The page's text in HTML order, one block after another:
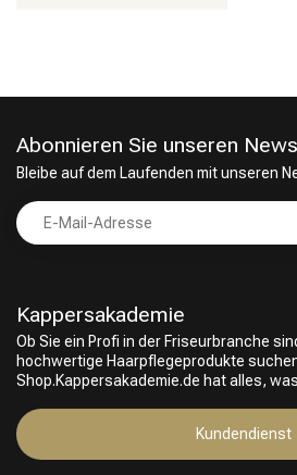
Umformung
Kappersakademie
Ob Sie ein Profi in der Friseurbranche
hochwertige Haarpflegeprodukte
Shop.Kappersakademie.de hat alles,
Kundendienst
Abonnieren Sie unseren
Bleibe auf dem Laufenden mit unseren